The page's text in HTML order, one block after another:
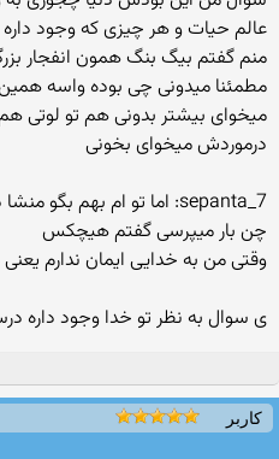
عالم حیات و هر چیزی که وجود داره
منم گفتم بیگ بنگ همون انفجار
مطمئنا میدونی چی بوده واسه
میخوای بیشتر بدونی هم تو لوتی
درموردش میخوای بخونی
sepanta_7: اما تو ام بهم بگو منشا دنیا کجاست یا چیه یا کیه؟
چن بار میپرسی گفتم هیچکس
وقتی من به خدایی ایمان ندارم
ی سوال به نظر تو خدا وجود داره
کاربر